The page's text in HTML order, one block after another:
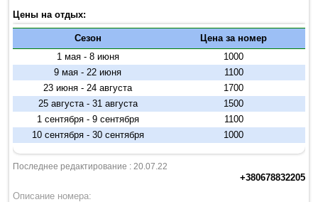
Цены на отдых:
Сезон
Цена за номер
1 мая - 8 июня
1000
9 мая - 22 июня
1100
23 июня - 24 августа
1700
25 августа - 31 августа
1500
1 сентября - 9 сентября
1100
10 сентября - 30 сентября
1000
Последнее редактирование : 20.07.22
+380678832205
Описание номера: